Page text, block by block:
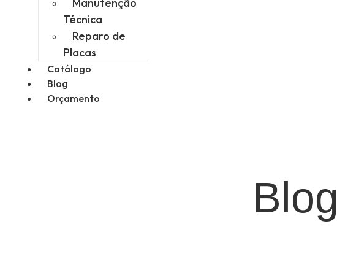
Manutenção
Técnica
Reparo de
Placas
Catálogo
Blog
Orçamento
Blog